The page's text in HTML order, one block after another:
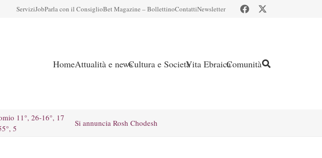
ServiziJobParla con il ConsiglioBet Magazine – BollettinoContattiNewsletter
HomeAttualità e newsCultura e SocietàVita EbraicaComunità
11°, 26-16°, 17
5
Si annuncia Rosh Chodesh